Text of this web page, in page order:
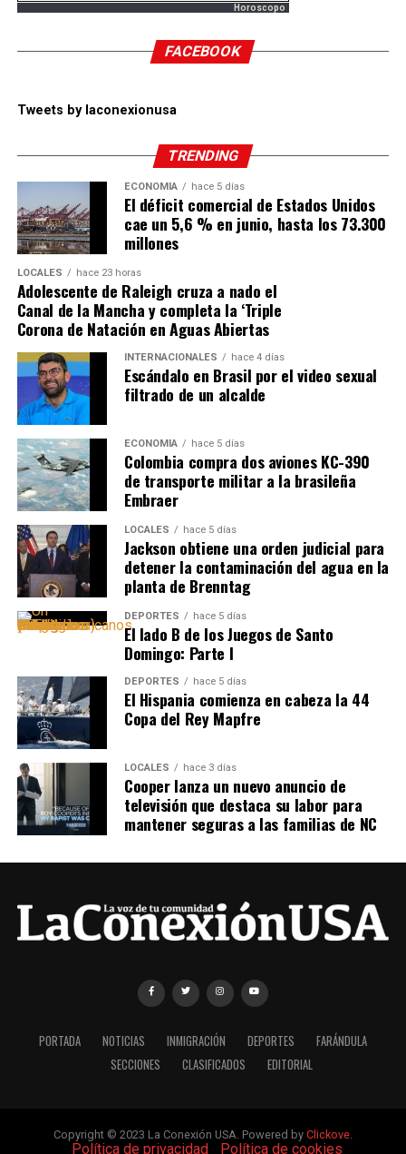
Horoscopo
FACEBOOK
Tweets by laconexionusa
TRENDING
ECONOMÍA hace 5 días
El déficit comercial de Estados Unidos
cae un 5,6 % en junio, hasta los 73.300
millones
LOCALES hace 23 horas
Adolescente de Raleigh cruza a nado el
Canal de la Mancha y completa la ‘Triple
Corona de Natación en Aguas Abiertas
INTERNACIONALES hace 4 días
Escándalo en Brasil por el video sexual
filtrado de un alcalde
ECONOMÍA hace 5 días
Colombia compra dos aviones KC-390
de transporte militar a la brasileña
Embraer
LOCALES hace 5 días
Jackson obtiene una orden judicial para
detener la contaminación del agua en la
planta de Brenntag
DEPORTES hace 5 días
El lado B de los Juegos de Santo
Domingo: Parte I
DEPORTES hace 5 días
El Hispania comienza en cabeza la 44
Copa del Rey Mapfre
LOCALES hace 3 días
Cooper lanza un nuevo anuncio de
televisión que destaca su labor para
mantener seguras a las familias de NC
PORTADA NOTICIAS INMIGRACIÓN DEPORTES
FARÁNDULA
SECCIONES
CLASIFICADOS EDITORIAL
Copyright © 2023 La Conexión USA. Powered by Clickove.
Política de privacidad| Política de cookies